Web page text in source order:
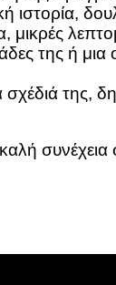
ιστορία,
μικρές
της ή
σχέδιά της,
συνέχεια